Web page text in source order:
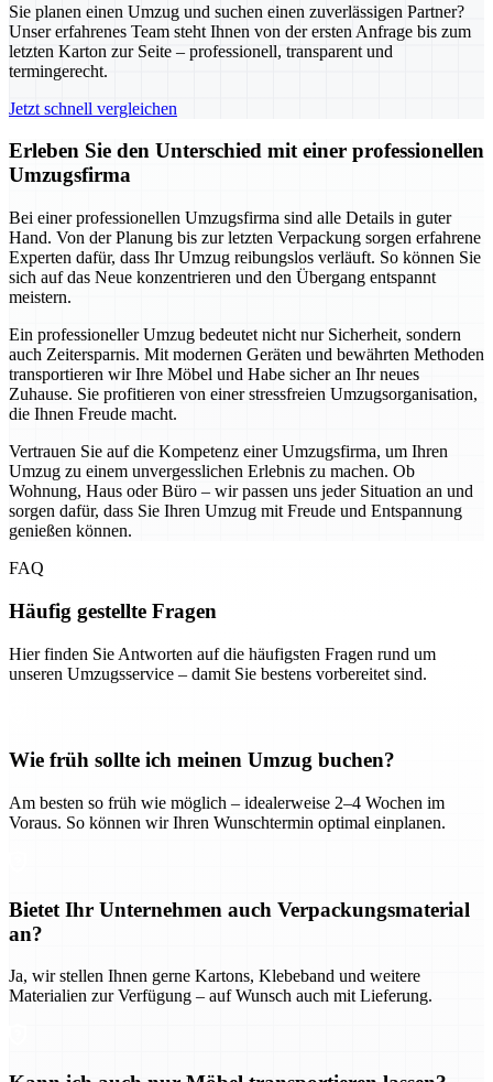
Sie planen einen Umzug und suchen einen zuverlässigen Partner?
Unser erfahrenes Team steht Ihnen von der ersten Anfrage bis zum
letzten Karton zur Seite – professionell, transparent und
termingerecht.
Jetzt schnell vergleichen
Erleben Sie den Unterschied mit einer professionellen
Umzugsfirma
Bei einer professionellen Umzugsfirma sind alle Details in guter
Hand. Von der Planung bis zur letzten Verpackung sorgen erfahrene
Experten dafür, dass Ihr Umzug reibungslos verläuft. So können Sie
sich auf das Neue konzentrieren und den Übergang entspannt
meistern.
Ein professioneller Umzug bedeutet nicht nur Sicherheit, sondern
auch Zeitersparnis. Mit modernen Geräten und bewährten Methoden
transportieren wir Ihre Möbel und Habe sicher an Ihr neues
Zuhause. Sie profitieren von einer stressfreien Umzugsorganisation,
die Ihnen Freude macht.
Vertrauen Sie auf die Kompetenz einer Umzugsfirma, um Ihren
Umzug zu einem unvergesslichen Erlebnis zu machen. Ob
Wohnung, Haus oder Büro – wir passen uns jeder Situation an und
sorgen dafür, dass Sie Ihren Umzug mit Freude und Entspannung
genießen können.
FAQ
Häufig gestellte Fragen
Hier finden Sie Antworten auf die häufigsten Fragen rund um
unseren Umzugsservice – damit Sie bestens vorbereitet sind.
Wie früh sollte ich meinen Umzug buchen?
Am besten so früh wie möglich – idealerweise 2–4 Wochen im
Voraus. So können wir Ihren Wunschtermin optimal einplanen.
Bietet Ihr Unternehmen auch Verpackungsmaterial
an?
Ja, wir stellen Ihnen gerne Kartons, Klebeband und weitere
Materialien zur Verfügung – auf Wunsch auch mit Lieferung.